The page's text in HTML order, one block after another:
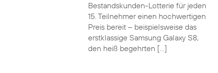
Bestandskunden-Lotterie für jeden
15. Teilnehmer einen hochwertigen
Preis bereit – beispielsweise das
erstklassige Samsung Galaxy S8,
den heiß begehrten […]